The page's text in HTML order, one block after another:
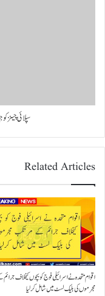
سپلائی چینز
Related Articles
اقوام متحدہ نے اسرائیلی فوج کو بچوں کیخلاف
مجرموں کی بلیک لسٹ میں شامل کرلیا